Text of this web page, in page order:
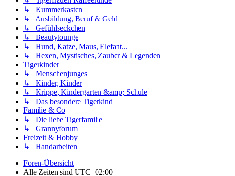
↳ Kummerkasten
↳ Ausbildung, Beruf & Geld
↳ Gefühlseckchen
↳ Beautylounge
↳ Hund, Katze, Maus, Elefant...
↳ Hexen, Mystisches, Zauber & Legenden
Tigerkinder
↳ Menschenjunges
↳ Kinder, Kinder
↳ Krippe, Kindergarten &amp; Schule
↳ Das besondere Tigerkind
Familie & Co
↳ Die liebe Tigerfamilie
↳ Grannyforum
Freizeit & Hobby
↳ Handarbeiten
Foren-Übersicht
Alle Zeiten sind UTC+02:00